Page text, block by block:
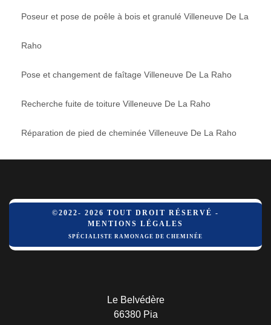
Poseur et pose de poêle à bois et granulé Villeneuve De La
Raho
Pose et changement de faîtage Villeneuve De La Raho
Recherche fuite de toiture Villeneuve De La Raho
Réparation de pied de cheminée Villeneuve De La Raho
©2022- 2026 TOUT DROIT RÉSERVÉ -
MENTIONS LÉGALES
SPÉCIALISTE RAMONAGE DE CHEMINÉE
Le Belvédère
66380 Pia